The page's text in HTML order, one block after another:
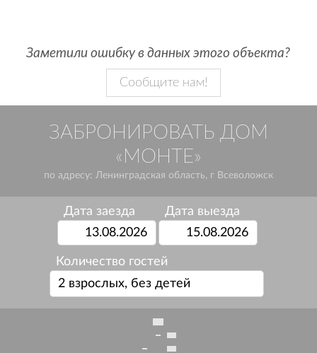
Заметили ошибку в данных этого объекта?
Сообщите нам!
ЗАБРОНИРОВАТЬ ДОМ
«МОНТЕ»
по адресу: Ленинградская область, г Всеволожск
Дата заезда Дата выезда
Количество гостей
2 взрослых, без детей